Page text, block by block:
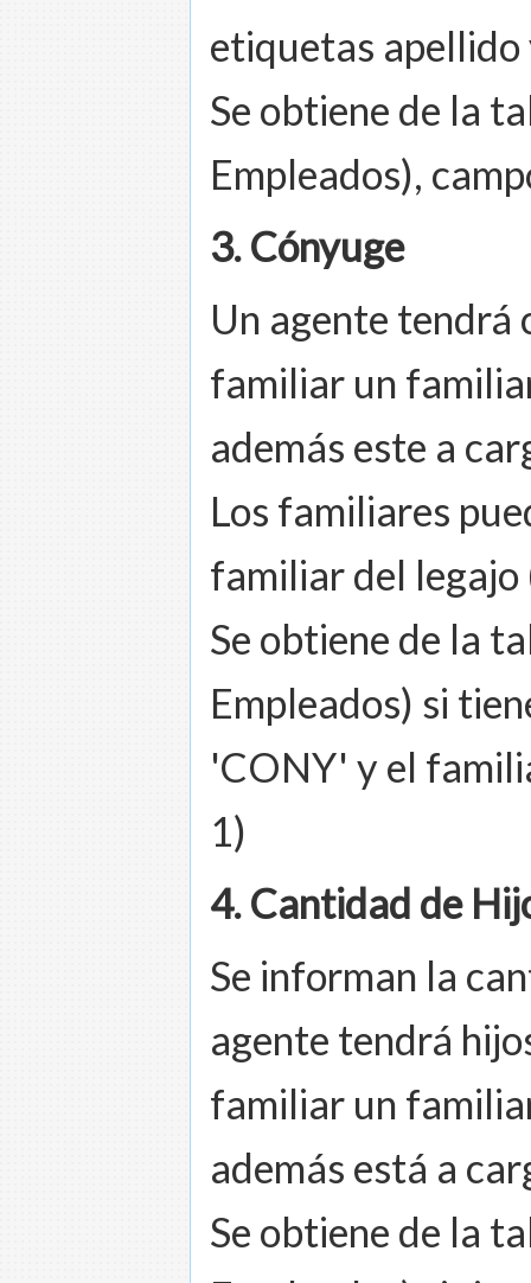
etiquetas apellido
Se obtiene de la
Empleados),
3. Cónyuge
Un agente tendrá
familiar un
además este a
Los familiares
familiar del legajo
Se obtiene de la
Empleados) si
'CONY' y el
1)
4. Cantidad de
Se informan la
agente tendrá
familiar un
además está a
Se obtiene de la